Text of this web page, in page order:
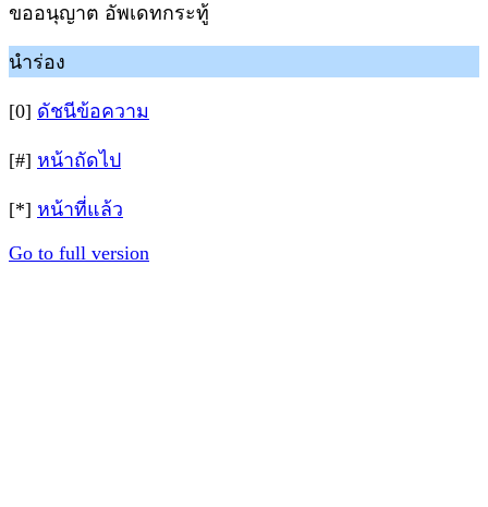
ขออนุญาต อัพเดทกระทู้
นำร่อง
[0] ดัชนีข้อความ
[#] หน้าถัดไป
[*] หน้าที่แล้ว
Go to full version